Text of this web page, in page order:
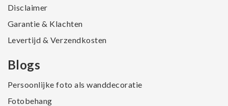
Disclaimer
Garantie & Klachten
Levertijd & Verzendkosten
Blogs
Persoonlijke foto als wanddecoratie
Fotobehang